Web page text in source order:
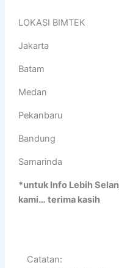
LOKASI BIMTEK
Jakarta
Batam
Medan
Pekanbaru
Bandung
Samarinda
*untuk Info Lebih
kami… terima kasih
Catatan: